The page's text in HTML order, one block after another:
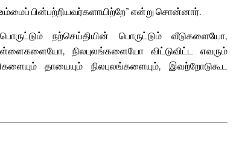
உம்மைப் பின்பற்றியவர்களாயிற்றே” என்று சொன்னார்.
நற்செய்தியின் பொருட்டும் வீடுகளையோ,
நிலபுலங்களையோ விட்டுவிட்ட எவரும்
தாயையும் நிலபுலங்களையும், இவற்றோடுகூட